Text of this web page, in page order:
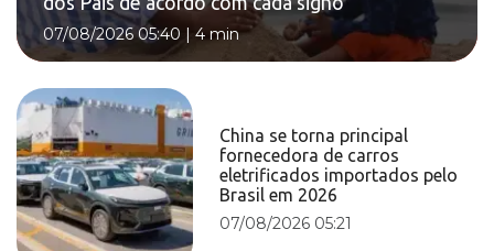
07/08/2026 05:40 | 4 min
China se torna principal
fornecedora de carros
eletrificados importados pelo
Brasil em 2026
07/08/2026 05:21